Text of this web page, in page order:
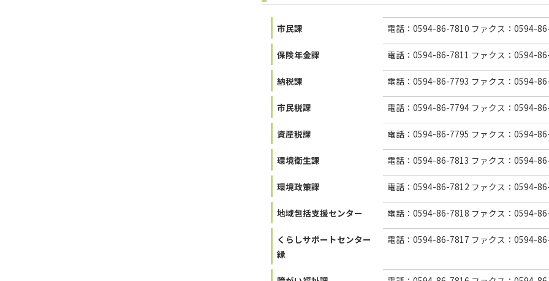
市民課 電話：0594-86-7810 ファクス：0594-
保険年金課 電話：0594-86-7811 ファクス：0594-
納税課 電話：0594-86-7793 ファクス：0594-
市民税課 電話：0594-86-7794 ファクス：0594-
資産税課 電話：0594-86-7795 ファクス：0594-
環境衛生課 電話：0594-86-7813 ファクス：0594-
環境政策課 電話：0594-86-7812 ファクス：0594-
地域包括支援センター 電話：0594-86-7818 ファクス：0594-
くらしサポートセンター
縁
電話：0594-86-7817 ファクス：0594-